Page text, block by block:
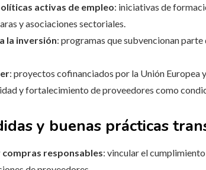
activas de empleo: iniciativas de
y asociaciones sectoriales.
la inversión: programas que subvencionan
: proyectos cofinanciados por la Unión Europea
y fortalecimiento de proveedores como
y buenas prácticas
responsables: vincular el